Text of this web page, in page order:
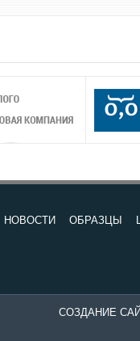
НОВОСТИ ОБРАЗЦЫ
СОЗДАНИЕ
Изготовление